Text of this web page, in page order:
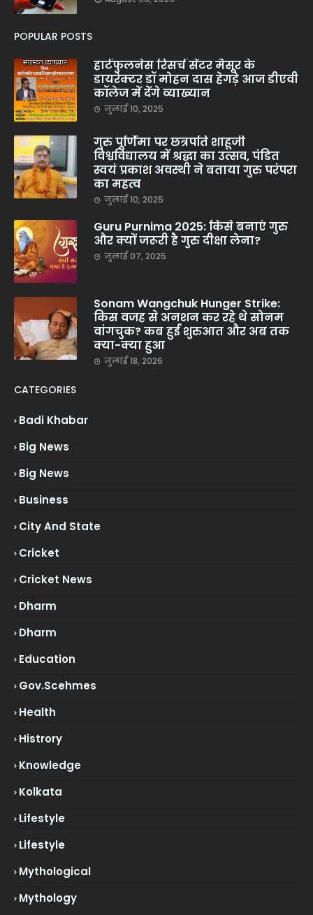
POPULAR POSTS
हार्टफुलनेस रिसर्च सेंटर मैसूर के
डायरेक्टर डॉ मोहन दास हेगड़े आज डीएवी
कॉलेज में देंगे व्याख्यान
जुलाई 10, 2025
गुरु पूर्णिमा पर छत्रपति शाहूजी
विश्वविद्यालय में श्रद्धा का उत्सव, पंडित
स्वयं प्रकाश अवस्थी ने बताया गुरु परंपरा
का महत्व
जुलाई 10, 2025
Guru Purnima 2025: किसे बनाएं गुरु
और क्यों जरूरी है गुरु दीक्षा लेना?
जुलाई 07, 2025
Sonam Wangchuk Hunger Strike:
किस वजह से अनशन कर रहे थे सोनम
वांगचुक? कब हुई शुरुआत और अब तक
क्या-क्या हुआ
जुलाई 18, 2026
CATEGORIES
Badi Khabar
Big News
Big News
Business
City And State
Cricket
Cricket News
Dharm
Dharm
Education
Gov.scehmes
Health
Histrory
Knowledge
Kolkata
Lifestyle
Lifestyle
Mythological
Mythology